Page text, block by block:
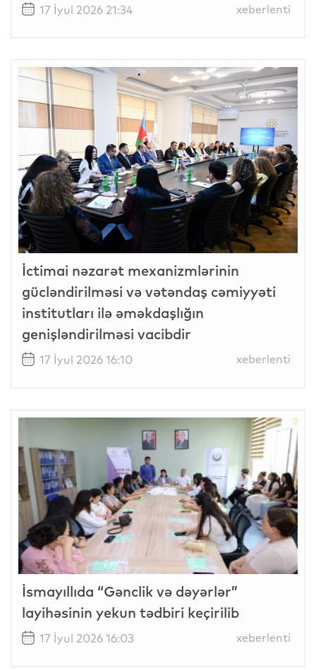
17 İyul 2026 21:34 xeberlenti
İctimai nəzarət mexanizmlərinin
gücləndirilməsi və vətəndaş cəmiyyəti
institutları ilə əməkdaşlığın
genişləndirilməsi vacibdir
17 İyul 2026 16:10 xeberlenti
İsmayıllıda “Gənclik və dəyərlər”
layihəsinin yekun tədbiri keçirilib
17 İyul 2026 16:03 xeberlenti